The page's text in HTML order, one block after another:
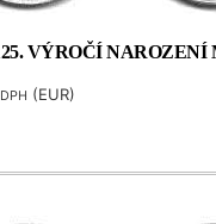
VÝROČÍ
(EUR)